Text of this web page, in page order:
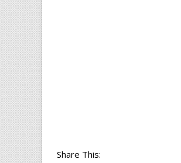
Share This: